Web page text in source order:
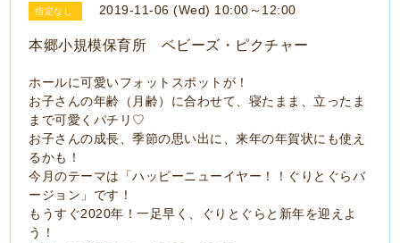
指定なし 2019-11-06 (Wed) 10:00～12:00
本郷小規模保育所 ベビーズ・ピクチャー
ホールに可愛いフォットスポットが！
お子さんの年齢（月齢）に合わせて、寝たまま、立ったま
まで可愛くパチリ♡
お子さんの成長、季節の思い出に、来年の年賀状にも使え
るかも！
今月のテーマは「ハッピーニューイヤー！！ぐりとぐらバ
ージョン」です！
もうすぐ2020年！一足早く、ぐりとぐらと新年を迎えよ
う！